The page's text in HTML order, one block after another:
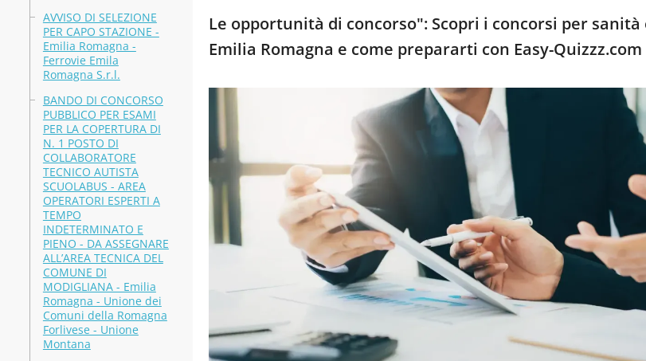
AVVISO DI SELEZIONE
PER CAPO STAZIONE -
Emilia Romagna -
Ferrovie Emila
Romagna S.r.l.
BANDO DI CONCORSO
PUBBLICO PER ESAMI
PER LA COPERTURA DI
N. 1 POSTO DI
COLLABORATORE
TECNICO AUTISTA
SCUOLABUS - AREA
OPERATORI ESPERTI A
TEMPO
INDETERMINATO E
PIENO - DA ASSEGNARE
ALL’AREA TECNICA DEL
COMUNE DI
MODIGLIANA - Emilia
Romagna - Unione dei
Comuni della Romagna
Forlivese - Unione
Montana
Le opportunità di concorso": Scopri i concorsi per
Emilia Romagna e come prepararti con Easy-Quizzz.com